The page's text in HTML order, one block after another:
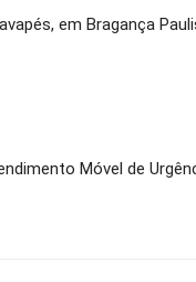
em Bragança
Móvel de